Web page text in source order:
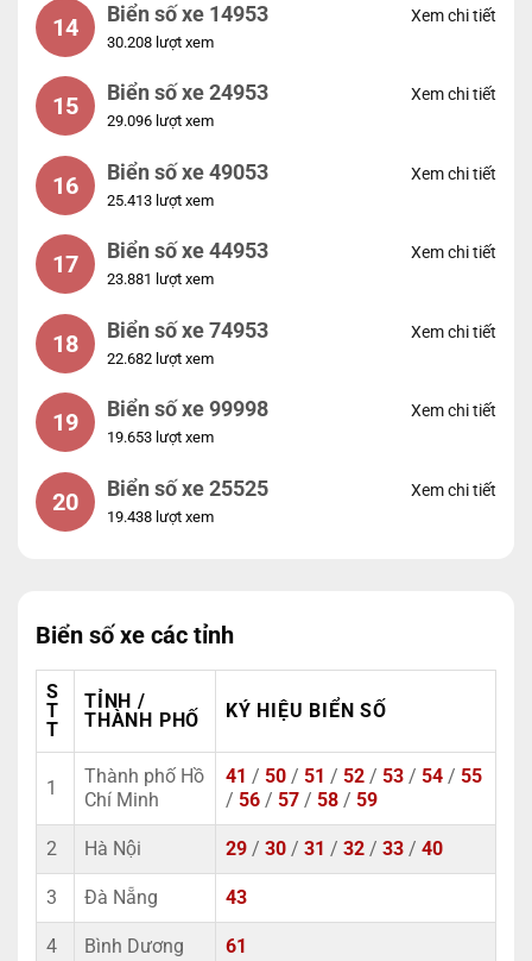
14 Biển số xe 14953
30.208 lượt xem
Xem chi tiết
15 Biển số xe 24953
29.096 lượt xem
Xem chi tiết
16 Biển số xe 49053
25.413 lượt xem
Xem chi tiết
17 Biển số xe 44953
23.881 lượt xem
Xem chi tiết
18 Biển số xe 74953
22.682 lượt xem
Xem chi tiết
19 Biển số xe 99998
19.653 lượt xem
Xem chi tiết
20 Biển số xe 25525
19.438 lượt xem
Xem chi tiết
Biển số xe các tỉnh
S
T
T
TỈNH /
THÀNH PHỐ
KÝ HIỆU BIỂN SỐ
1
Thành phố Hồ
Chí Minh
41 / 50 / 51 / 52 / 53 / 54 / 55
/ 56 / 57 / 58 / 59
2 Hà Nội 29 / 30 / 31 / 32 / 33 / 40
3 Đà Nẵng 43
4 Bình Dương 61